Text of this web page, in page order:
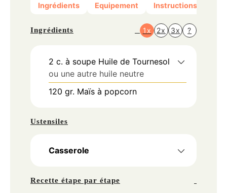
Ingrédients Equipement Instructions
Ingrédients 1x 2x 3x ?
2 c. à soupe Huile de Tournesol
ou une autre huile neutre
120 gr. Maïs à popcorn
Ustensiles
Casserole
Recette étape par étape